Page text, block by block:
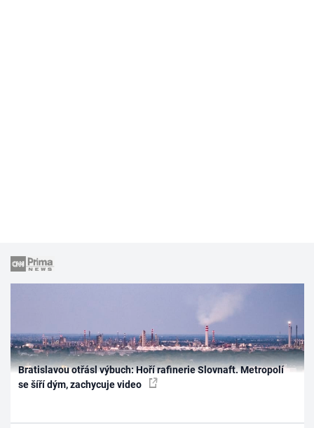
Bratislavou otřásl výbuch: Hoří rafinerie Slovnaft. Metropolí
se šíří dým, zachycuje video